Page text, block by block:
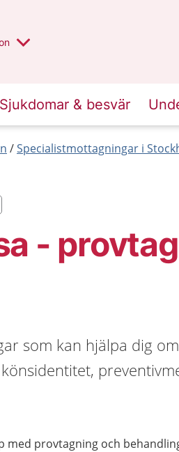
region
Sjukdomar & besvär
Specialistmottagningar i
-
som kan hjälpa dig
med provtagning och